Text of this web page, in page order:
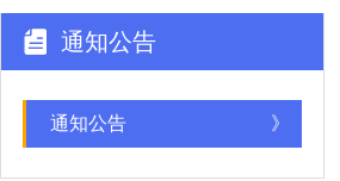
通知公告
通知公告 》